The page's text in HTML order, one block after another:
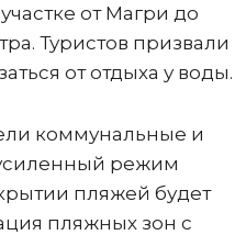
от Магри до
Туристов призвали
от отдыха у воды.
коммунальные и
режим
пляжей будет
пляжных зон с